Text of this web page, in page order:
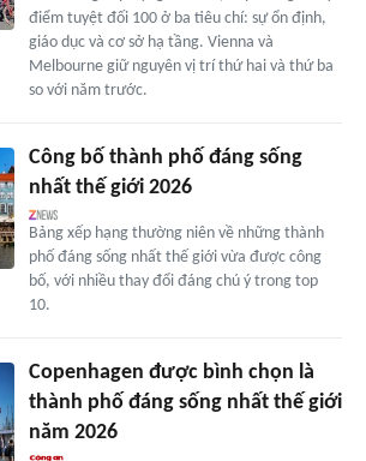
điểm tuyệt đối 100 ở ba tiêu chí: sự ổn định,
giáo dục và cơ sở hạ tầng. Vienna và
Melbourne giữ nguyên vị trí thứ hai và thứ ba
so với năm trước.
Công bố thành phố đáng sống
nhất thế giới 2026
Bảng xếp hạng thường niên về những thành
phố đáng sống nhất thế giới vừa được công
bố, với nhiều thay đổi đáng chú ý trong top
10.
Copenhagen được bình chọn là
thành phố đáng sống nhất thế giới
năm 2026